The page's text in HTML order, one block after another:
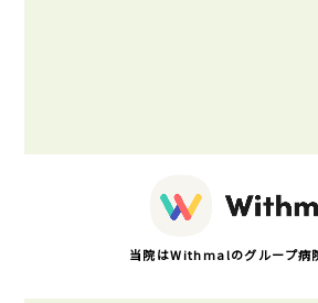
当院はWithmalのグループ病